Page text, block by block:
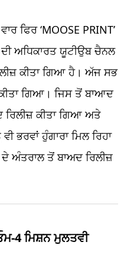
ਫਿਰ ‘MOOSE PRINT’
ਅਧਿਕਾਰਤ ਯੂਟੀਉਬ ਚੈਨਲ
ਕੀਤਾ ਗਿਆ ਹੈ। ਅੱਜ ਸਭ
ਗਿਆ। ਜਿਸ ਤੋਂ ਬਾਆਦ
ਰਿਲੀਜ਼ ਕੀਤਾ ਗਿਆ ਅਤੇ
ਭਰਵਾਂ ਹੁੰਗਾਰਾ ਮਿਲ ਰਿਹਾ
ਅੰਤਰਾਲ ਤੋਂ ਬਾਅਦ ਰਿਲੀਜ਼
ਮਿਸ਼ਨ ਮੁਲਤਵੀ